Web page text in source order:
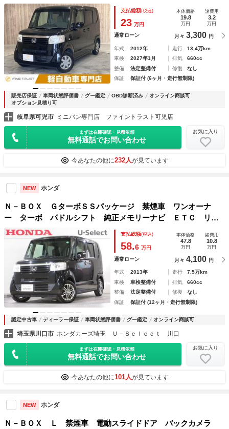
エアコン 禁煙車 電動格納ミラー アイドリングストップ
ユーザー買取車 盗難防止装置 ハロゲンランプ
支払総額(税込)
23 万円
本体価格
19.8
万円
諸費用
3.2
万円
通常ローン 月々 3,300 円
年式 2012年 走行
13.4万km
車検
2027年1月 排気
660cc
整備
法定整備付 修復
なし
保証
保証付 (6ヶ月・走行無制限)
販売店保証 車両状態評価書 グー鑑定 OBD診断済み
オンライン商談可
オプション見積り可
岐阜県可児市 ミニバン専門店 ファイントラスト可児店
まずは在庫確認・見積依頼
無料通話でお問い合わせ
お気に入り
今あなたの他に232人が見ています
NEW ホンダ
Ｎ－ＢＯＸ ＧターボＳＳパッケージ 禁煙車 ワンオーナ
ー ターボ パドルシフト 純正メモリーナビ ＥＴＣ リア
カメラ ディスチャージヘッドライト ブラックインテリア
本革巻ステアリングホイール 両側電動スライドドア スマー
トキーシステム
支払総額(税込)
58.6 万円
本体価格
47.8
万円
諸費用
10.8
万円
通常ローン 月々 4,100 円
年式 2013年 走行
7.5万km
車検
車検整備付 排気
660cc
整備
法定整備付 修復
なし
保証
保証付 (12ヶ月・走行無制限)
認定中古車 ディーラー保証 車両状態評価書 グー鑑定 オンライン商談可
埼玉県川口市 ホンダカーズ埼玉 Ｕ－Ｓｅｌｅｃｔ 川口
まずは在庫確認・見積依頼
無料通話でお問い合わせ
お気に入り
今あなたの他に101人が見ています
NEW ホンダ
Ｎ－ＢＯＸ Ｌ 禁煙車 電動スライドドア バックカメラ